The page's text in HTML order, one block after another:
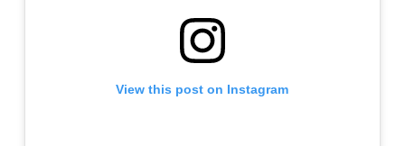
View this post on Instagram